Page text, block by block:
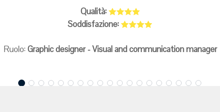
Qualità:
Soddisfazione:
Ruolo: Graphic designer - Visual and communication manager